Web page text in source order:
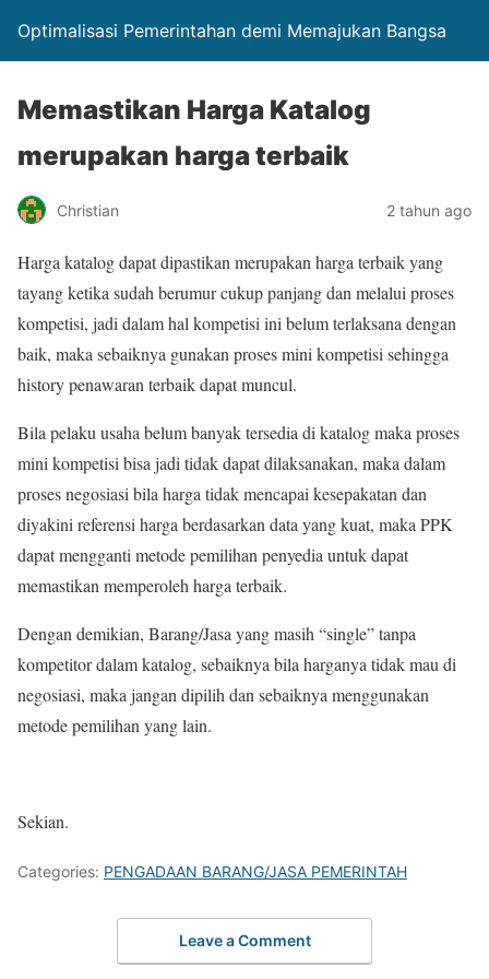
Optimalisasi Pemerintahan demi Memajukan Bangsa
Memastikan Harga Katalog
merupakan harga terbaik
Christian 2 tahun ago
Harga katalog dapat dipastikan merupakan harga terbaik yang
tayang ketika sudah berumur cukup panjang dan melalui proses
kompetisi, jadi dalam hal kompetisi ini belum terlaksana dengan
baik, maka sebaiknya gunakan proses mini kompetisi sehingga
history penawaran terbaik dapat muncul.
Bila pelaku usaha belum banyak tersedia di katalog maka proses
mini kompetisi bisa jadi tidak dapat dilaksanakan, maka dalam
proses negosiasi bila harga tidak mencapai kesepakatan dan
diyakini referensi harga berdasarkan data yang kuat, maka PPK
dapat mengganti metode pemilihan penyedia untuk dapat
memastikan memperoleh harga terbaik.
Dengan demikian, Barang/Jasa yang masih “single” tanpa
kompetitor dalam katalog, sebaiknya bila harganya tidak mau di
negosiasi, maka jangan dipilih dan sebaiknya menggunakan
metode pemilihan yang lain.
Sekian.
Categories: PENGADAAN BARANG/JASA PEMERINTAH
Leave a Comment